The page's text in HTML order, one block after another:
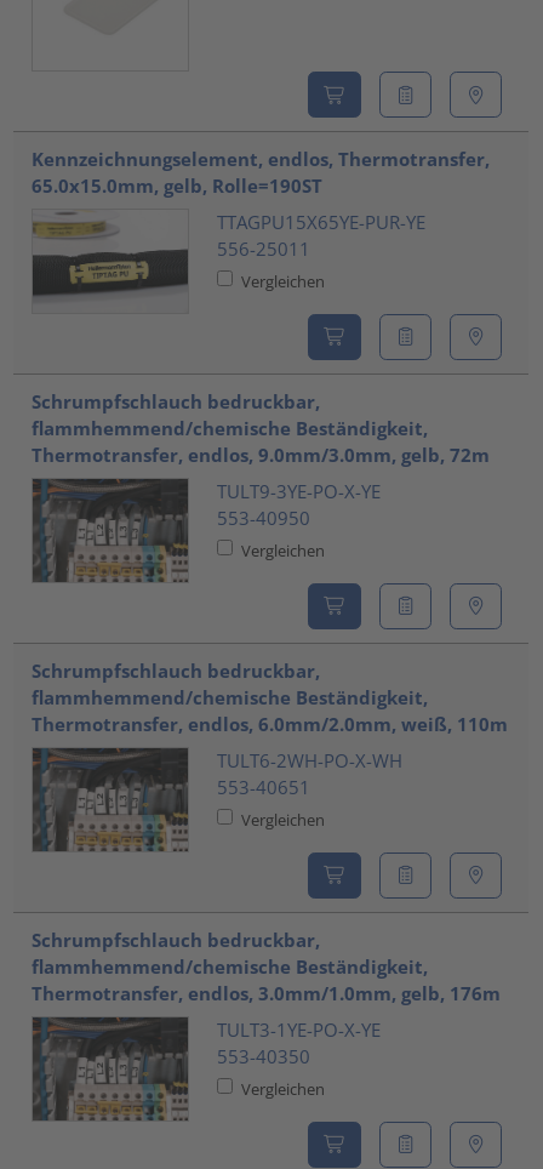
Kennzeichnungselement, endlos, Thermotransfer,
65.0x15.0mm, gelb, Rolle=190ST
TTAGPU15X65YE-PUR-YE
556-25011
Vergleichen
Schrumpfschlauch bedruckbar,
flammhemmend/chemische Beständigkeit,
Thermotransfer, endlos, 9.0mm/3.0mm, gelb, 72m
TULT9-3YE-PO-X-YE
553-40950
Vergleichen
Schrumpfschlauch bedruckbar,
flammhemmend/chemische Beständigkeit,
Thermotransfer, endlos, 6.0mm/2.0mm, weiß, 110m
TULT6-2WH-PO-X-WH
553-40651
Vergleichen
Schrumpfschlauch bedruckbar,
flammhemmend/chemische Beständigkeit,
Thermotransfer, endlos, 3.0mm/1.0mm, gelb, 176m
TULT3-1YE-PO-X-YE
553-40350
Vergleichen